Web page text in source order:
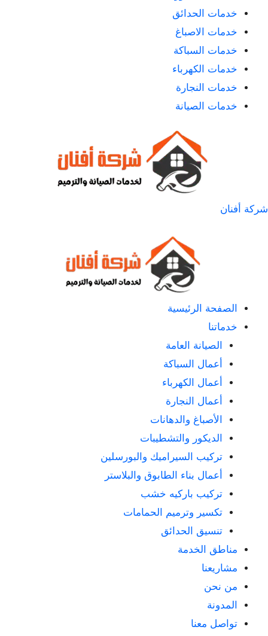
خدمات الحدائق
خدمات الاصباغ
خدمات السباكة
خدمات الكهرباء
خدمات النجارة
خدمات الصيانة
شركة أفنان
الصفحة الرئيسية
خدماتنا
الصيانة العامة
أعمال السباكة
أعمال الكهرباء
أعمال النجارة
الأصباغ والدهانات
الديكور والتشطيبات
تركيب السيراميك والبورسلين
أعمال بناء الطابوق والبلاستر
تركيب باركيه خشب
تكسير وترميم الحمامات
تنسيق الحدائق
مناطق الخدمة
مشاريعنا
من نحن
المدونة
تواصل معنا